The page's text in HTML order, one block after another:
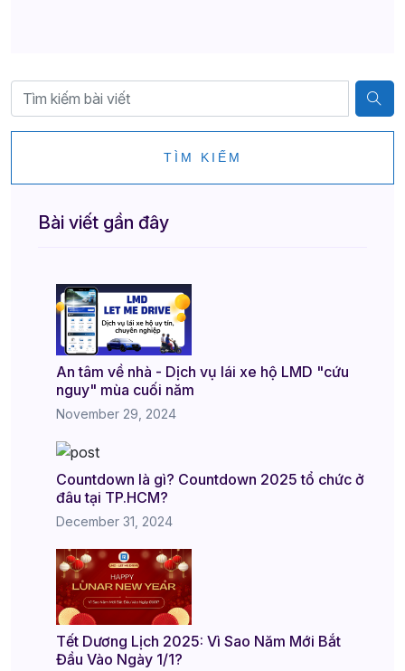
TÌM KIẾM
Bài viết gần đây
An tâm về nhà - Dịch vụ lái xe hộ LMD "cứu
nguy" mùa cuối năm
November 29, 2024
Countdown là gì? Countdown 2025 tổ chức ở
đâu tại TP.HCM?
December 31, 2024
Tết Dương Lịch 2025: Vì Sao Năm Mới Bắt
Đầu Vào Ngày 1/1?